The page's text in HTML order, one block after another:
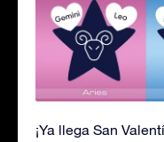
¡Ya llega San